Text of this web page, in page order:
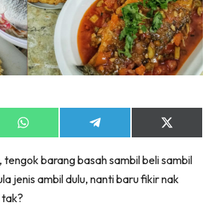
Share
on
Share
on
Share
on
(Twitter)
tengok barang basah sambil beli sambil
jenis ambil dulu, nanti baru fikir nak